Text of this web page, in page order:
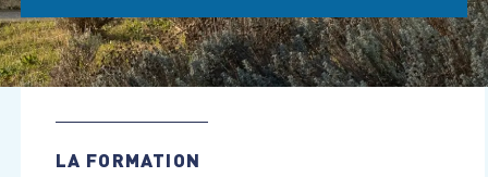
LA FORMATION